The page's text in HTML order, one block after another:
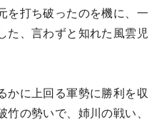
を打ち破ったのを機に、一
た、言わずと知れた風雲児
に上回る軍勢に勝利を収
の勢いで、姉川の戦い、